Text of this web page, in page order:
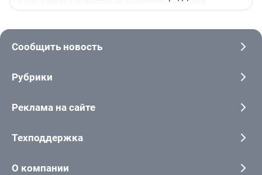
Сообщить новость
Рубрики
Реклама на сайте
Техподдержка
О компании